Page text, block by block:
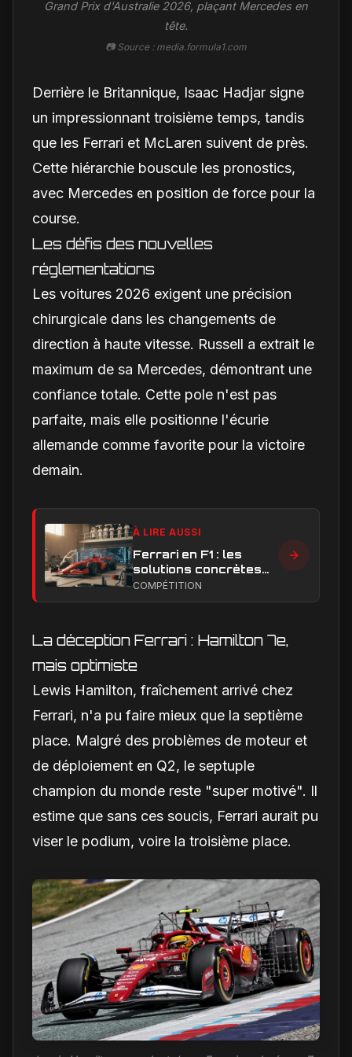
Grand Prix d'Australie 2026, plaçant Mercedes en
tête.
📷 Source : media.formula1.com
Derrière le Britannique, Isaac Hadjar signe
un impressionnant troisième temps, tandis
que les Ferrari et McLaren suivent de près.
Cette hiérarchie bouscule les pronostics,
avec Mercedes en position de force pour la
course.
Les défis des nouvelles
réglementations
Les voitures 2026 exigent une précision
chirurgicale dans les changements de
direction à haute vitesse. Russell a extrait le
maximum de sa Mercedes, démontrant une
confiance totale. Cette pole n'est pas
parfaite, mais elle positionne l'écurie
allemande comme favorite pour la victoire
demain.
À LIRE AUSSI
Ferrari en F1 : les
solutions concrètes
pour combler son
COMPÉTITION
La déception Ferrari : Hamilton 7e,
mais optimiste
Lewis Hamilton, fraîchement arrivé chez
Ferrari, n'a pu faire mieux que la septième
place. Malgré des problèmes de moteur et
de déploiement en Q2, le septuple
champion du monde reste "super motivé". Il
estime que sans ces soucis, Ferrari aurait pu
viser le podium, voire la troisième place.